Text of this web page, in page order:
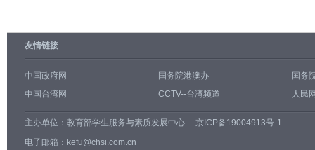
友情链接
中国政府网 国务院港澳办
国务
中国台湾网
CCTV--台湾频道 人民
主办单位： 教育部学生服务与素质发展中心
京ICP备19004913号-1
电子邮箱：kefu@chsi.com.cn